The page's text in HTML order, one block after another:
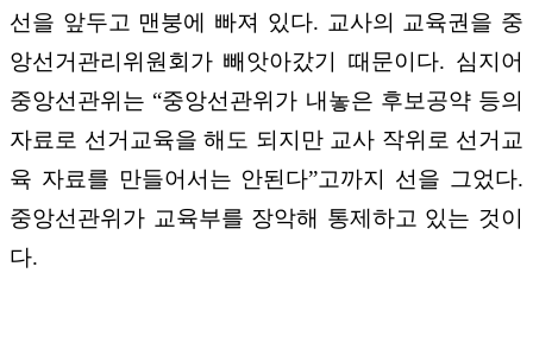
선을 앞두고 맨붕에 빠져 있다. 교사의 교육권을 중
앙선거관리위원회가 빼앗아갔기 때문이다. 심지어
중앙선관위는 “중앙선관위가 내놓은 후보공약 등의
자료로 선거교육을 해도 되지만 교사 작위로 선거교
육 자료를 만들어서는 안된다”고까지 선을 그었다.
중앙선관위가 교육부를 장악해 통제하고 있는 것이
다.